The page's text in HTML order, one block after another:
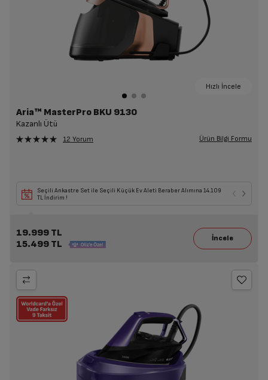
Hızlı İncele
Aria™ MasterPro BKU 9130
Kazanlı Ütü
12 Yorum Ürün Bilgi Formu
Seçili Ankastre Set ile Seçili Küçük Ev Aleti Beraber Alımına 14.109
TL İndirim !
19.999 TL
15.499 TL